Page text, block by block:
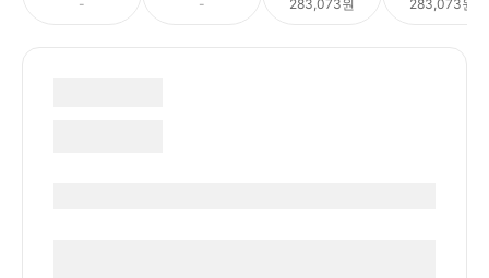
- - 283,073원 283,073원